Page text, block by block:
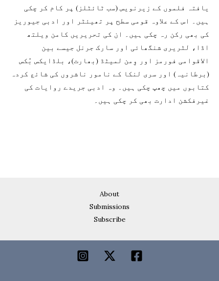
یافتہ فلموں کے زیرنویس (سب ٹائٹلز) پر کام کر چکی
ہیں۔ اس کے علاوہ قومی سطح پر تھیئٹر اور ادبی جیوریز
کی بھی رکن رہ چکی ہیں۔ ان کی تحریریں کامن ویلتھ
اڈا، لٹریری شنگھائی اور سارک جرنل جیسے بین
الاقوامی فورمز اور وِمن لمیٹڈ (بھارت)، بلڈایکس بُکس
(برطانیہ) اور سری لنکا کے نامور ناشروں کی شائع کردہ
کتابوں میں چھپ چکی ہیں۔ وہ ادبی جریدے روایات کی
غیرفکشن ادارت بھی کر چکی ہیں۔
About
Submissions
Subscribe